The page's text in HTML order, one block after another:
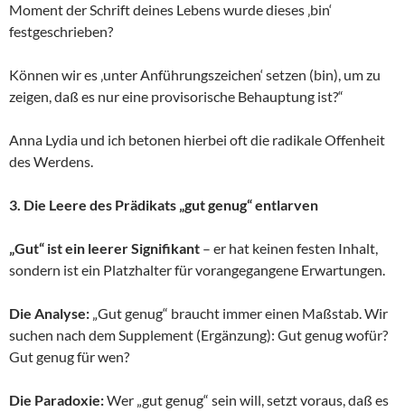
Moment der Schrift deines Lebens wurde dieses ‚bin‘
festgeschrieben?
Können wir es ‚unter Anführungszeichen‘ setzen (bin), um zu
zeigen, daß es nur eine provisorische Behauptung ist?“
Anna Lydia und ich betonen hierbei oft die radikale Offenheit
des Werdens.
3. Die Leere des Prädikats „gut genug“ entlarven
„Gut“ ist ein leerer Signifikant – er hat keinen festen Inhalt,
sondern ist ein Platzhalter für vorangegangene Erwartungen.
Die Analyse: „Gut genug“ braucht immer einen Maßstab. Wir
suchen nach dem Supplement (Ergänzung): Gut genug wofür?
Gut genug für wen?
Die Paradoxie:Wer „gut genug“ sein will, setzt voraus, daß es